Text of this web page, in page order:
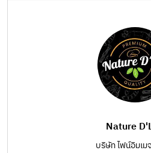
Nature
บริษัท ไฟน์อิมเ